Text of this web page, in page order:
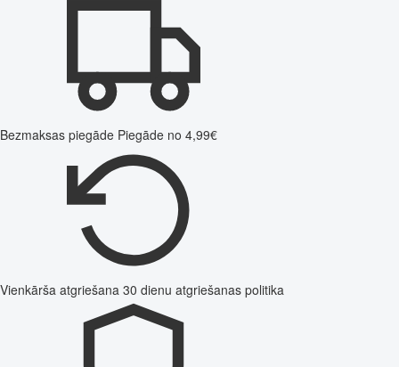
Bezmaksas piegāde Piegāde no 4,99€
Vienkārša atgriešana 30 dienu atgriešanas politika